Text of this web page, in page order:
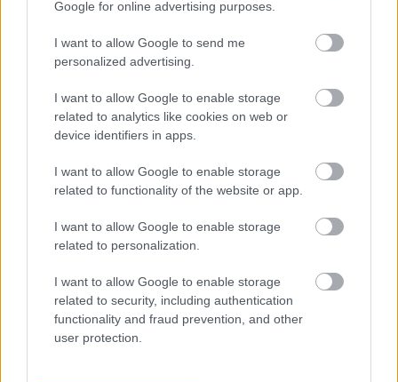
Google for online advertising purposes.
I want to allow Google to send me
personalized advertising.
I want to allow Google to enable storage
related to analytics like cookies on web or
device identifiers in apps.
I want to allow Google to enable storage
related to functionality of the website or app.
I want to allow Google to enable storage
related to personalization.
I want to allow Google to enable storage
related to security, including authentication
functionality and fraud prevention, and other
user protection.
álltak rajthoz. Ennek oka az volt, hogy a budapesti
versenyző 1998-ban egy ilyen autóval kezdte karrierjét.
Fotó: Kálmán Norbert / rallyfotok.hu